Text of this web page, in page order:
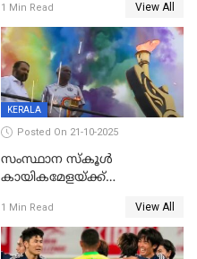
ബോയ്സിലും സബ്‌ജൂനിയർ
ഗേൾസിലും റെക്കോർഡോടെ
സ്വർണം, ദേവപ്രിയ 87ലെ
റെക്കോർഡ് തിരുത്തി
1 Min Read View All
KERALA
Posted On 21-10-2025
സംസ്ഥാന സ്കൂൾ
കായികമേളയ്ക്ക്
ഒളിംപിക്‌സിന്റെ ഉദ്‌ഘാടനം
നിർവഹിച്ച് ധനമന്ത്രി K N
ബാലഗോപാൽ;ദീപശിഖ
1 Min Read View All